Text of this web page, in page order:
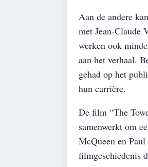
Aan de andere
met Jean-Claude
werken ook
aan het verhaal.
gehad op het
hun carrière.
De film “The
samenwerkt om
McQueen en
filmgeschiedenis